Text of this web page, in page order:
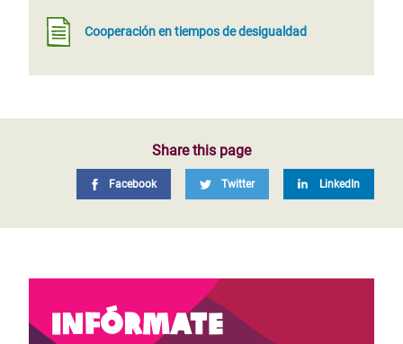
Cooperación en tiempos de desigualdad
Share this page
Facebook Twitter LinkedIn
Infórmate